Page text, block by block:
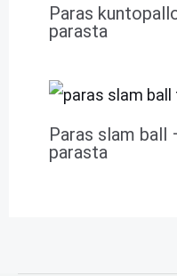
Paras
parasta
Paras slam ball
parasta